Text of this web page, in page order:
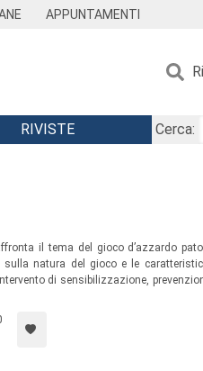
APPUNTAMENTI
RIVISTE
Cerca:
il tema del gioco d’azzardo
sulla natura del gioco e le
di sensibilizzazione,
descritte esperienze e riflessioni
italiani e stranieri.